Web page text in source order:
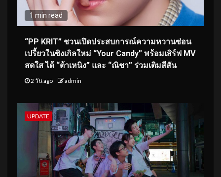
1 min read
“PP KRIT” ชวนเปิดประสบการณ์ความหวานซ่อน
เปรี้ยวในซิงเกิลใหม่ “Your Candy” พร้อมเสิร์ฟ MV
สดใส ได้ “ต้าเหนิง” และ “ณิชา” ร่วมเติมสีสัน
2 วัน ago admin
UPDATE